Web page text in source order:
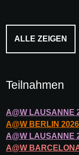
ALLE ZEIGEN
Teilnahmen
A@W LAUSANNE
A@W BERLIN 2026
A@W LAUSANNE
A@W